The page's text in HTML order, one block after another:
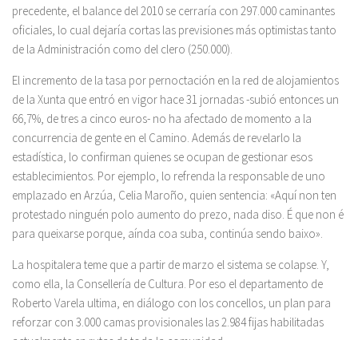
precedente, el balance del 2010 se cerraría con 297.000 caminantes
oficiales, lo cual dejaría cortas las previsiones más optimistas tanto
de la Administración como del clero (250.000).
El incremento de la tasa por pernoctación en la red de alojamientos
de la Xunta que entró en vigor hace 31 jornadas -subió entonces un
66,7%, de tres a cinco euros- no ha afectado de momento a la
concurrencia de gente en el Camino. Además de revelarlo la
estadística, lo confirman quienes se ocupan de gestionar esos
establecimientos. Por ejemplo, lo refrenda la responsable de uno
emplazado en Arzúa, Celia Maroño, quien sentencia: «Aquí non ten
protestado ninguén polo aumento do prezo, nada diso. É que non é
para queixarse porque, aínda coa suba, continúa sendo baixo».
La hospitalera teme que a partir de marzo el sistema se colapse. Y,
como ella, la Consellería de Cultura. Por eso el departamento de
Roberto Varela ultima, en diálogo con los concellos, un plan para
reforzar con 3.000 camas provisionales las 2.984 fijas habilitadas